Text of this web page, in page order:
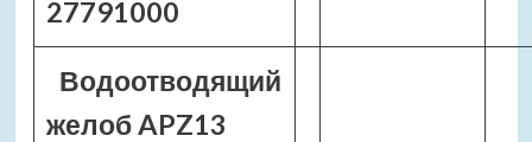
27791000
Водоотводящий
желоб APZ13